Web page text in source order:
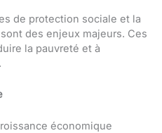
de protection sociale et la
des enjeux majeurs. Ces
la pauvreté et à
économique